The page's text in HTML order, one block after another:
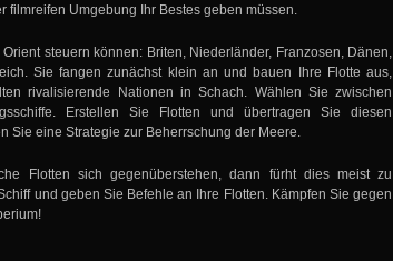
filmreifen Umgebung Ihr Bestes geben müssen.
steuern können: Briten, Niederländer, Franzosen, Dänen,
Sie fangen zunächst klein an und bauen Ihre Flotte aus,
rivalisierende Nationen in Schach. Wählen Sie zwischen
Erstellen Sie Flotten und übertragen Sie diesen
Sie eine Strategie zur Beherrschung der Meere.
Flotten sich gegenüberstehen, dann fürht dies meist zu
und geben Sie Befehle an Ihre Flotten. Kämpfen Sie gegen